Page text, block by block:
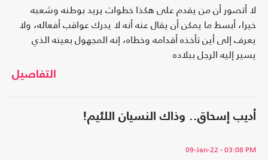
لا أتصور أن من يقدم على هكذا خطوات يريد بوطنه وشعبه
خيرا، أبسط ما يمكن أن يقال عنه أنه لا يدرك عواقب أفعاله، ولا
يعرف إلى أين تأخذه أقدامه وخطاه، إنه المجهول بعينه الذي
يسير إليه الرجل ببلاده
التفاصيل
أديب إسحاق.. وذاك النسيان اللئيم!
09-Jan-22 - 03:08 PM